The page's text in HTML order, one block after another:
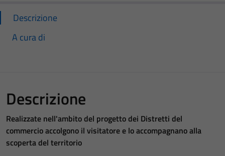
Descrizione
A cura di
Descrizione
Realizzate nell'ambito del progetto dei Distretti del
commercio accolgono il visitatore e lo accompagnano alla
scoperta del territorio